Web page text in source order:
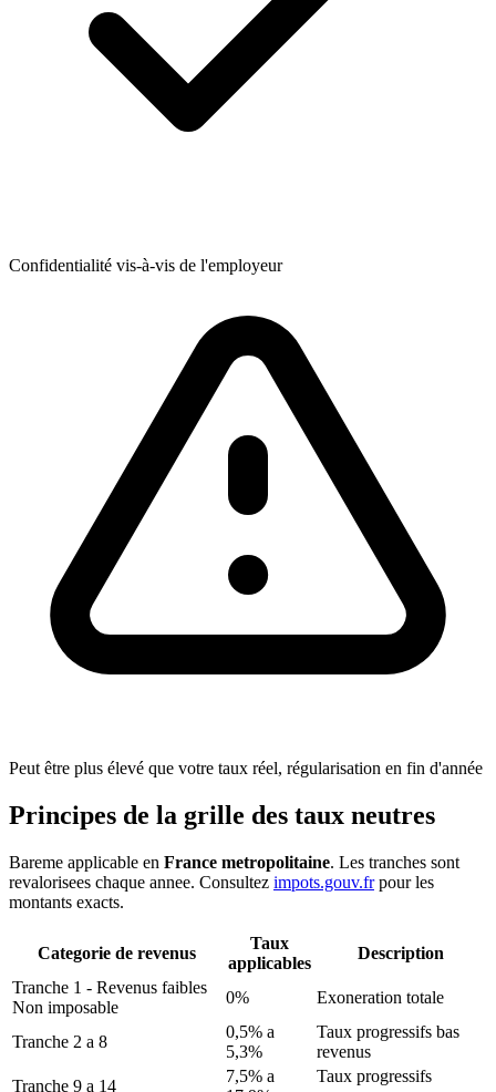
Confidentialité vis-à-vis de l'employeur
Peut être plus élevé que votre taux réel, régularisation en fin d'année
Principes de la grille des taux neutres
Bareme applicable en France metropolitaine. Les tranches sont
revalorisees chaque annee. Consultez impots.gouv.frpour les
montants exacts.
Categorie de revenus
Taux
applicables
Description
Tranche 1 - Revenus faibles
Non imposable
0% Exoneration totale
Tranche 2 a 8
0,5% a
5,3%
Taux progressifs bas
revenus
Tranche 9 a 14
7,5% a
Taux progressifs